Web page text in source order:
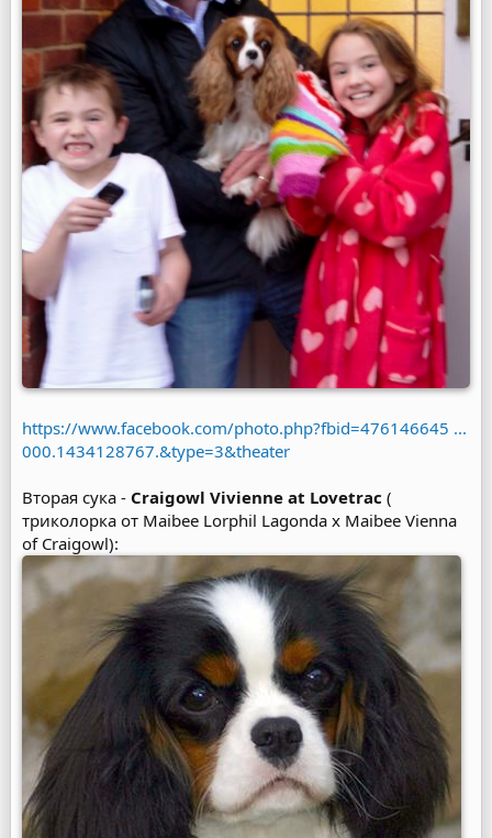
https://www.facebook.com/photo.php?fbid=476146645 ...
000.1434128767.&type=3&theater
Вторая сука - Craigowl Vivienne at Lovetrac (
триколорка от Maibee Lorphil Lagonda x Maibee Vienna
of Craigowl):